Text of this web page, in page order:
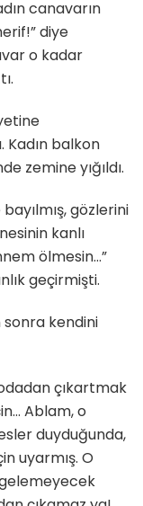
canavarın
diye
o kadar
Kadın balkon
zemine yığıldı.
gözlerini
kanlı
ölmesin…”
geçirmişti.
kendini
çıkartmak
Ablam, o
duyduğunda,
uyarmış. O